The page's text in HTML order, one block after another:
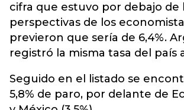
cifra que estuvo por debajo de
perspectivas de los
previeron que sería de 6,4%.
registró la misma tasa del país
Seguido en el listado se
5,8% de paro, por delante de